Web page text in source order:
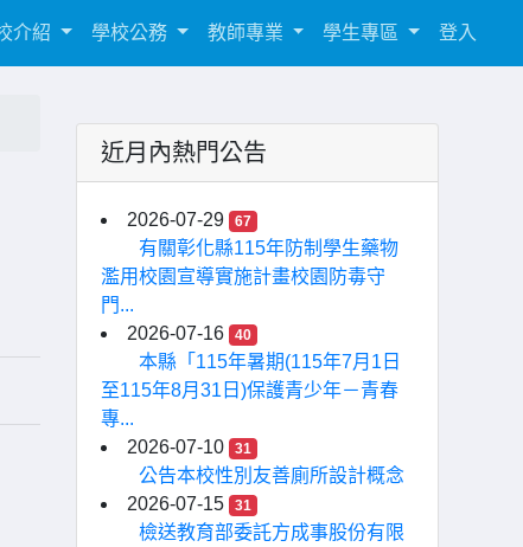
介紹 學校公務 教師專業 學生專區 登入
近月內熱門公告
2026-07-29 67
有關彰化縣115年防制學生藥物
濫用校園宣導實施計畫校園防毒守
門...
2026-07-16
40
本縣「115年暑期(115年7月1日
至115年8月31日)保護青少年－青春
專...
2026-07-10
31
公告本校性別友善廁所設計概念
2026-07-15
31
檢送教育部委託方成事股份有限